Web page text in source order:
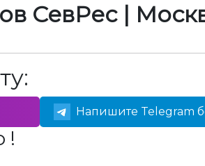
СевРес |
Напишите Telegram
!